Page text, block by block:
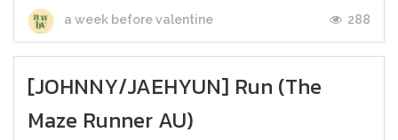
a week before valentine 288
[JOHNNY/JAEHYUN] Run (The
Maze Runner AU)